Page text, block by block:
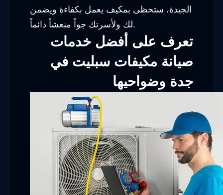
الجيدة، ستحظى بمكيف يعمل بكفاءة ويضمن
لك ولأسرتك جواً منعشاً دائماً.
تعرف على أفضل خدمات
صيانة مكيفات سبليت في
جدة وضواحيها